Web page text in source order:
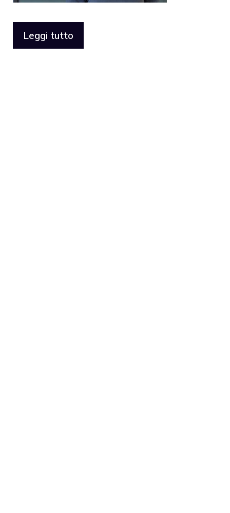
Leggi tutto